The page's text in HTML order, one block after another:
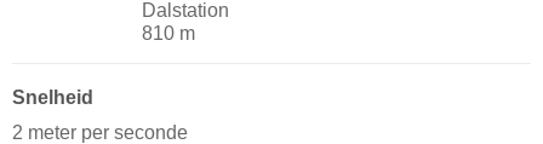
Dalstation
810 m
Snelheid
2 meter per seconde